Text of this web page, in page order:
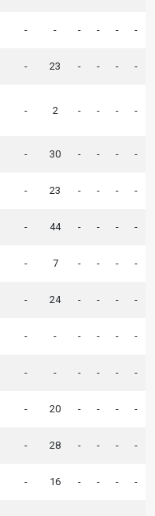
- - - - - -
- 23 - - - -
- 2 - - - -
- 30 - - - -
- 23 - - - -
- 44 - - - -
- 7 - - - -
- 24 - - - -
- - - - - -
- - - - - -
- 20 - - - -
- 28 - - - -
- 16 - - - -